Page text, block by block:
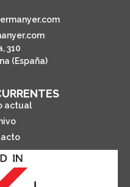
310
(España)
actual